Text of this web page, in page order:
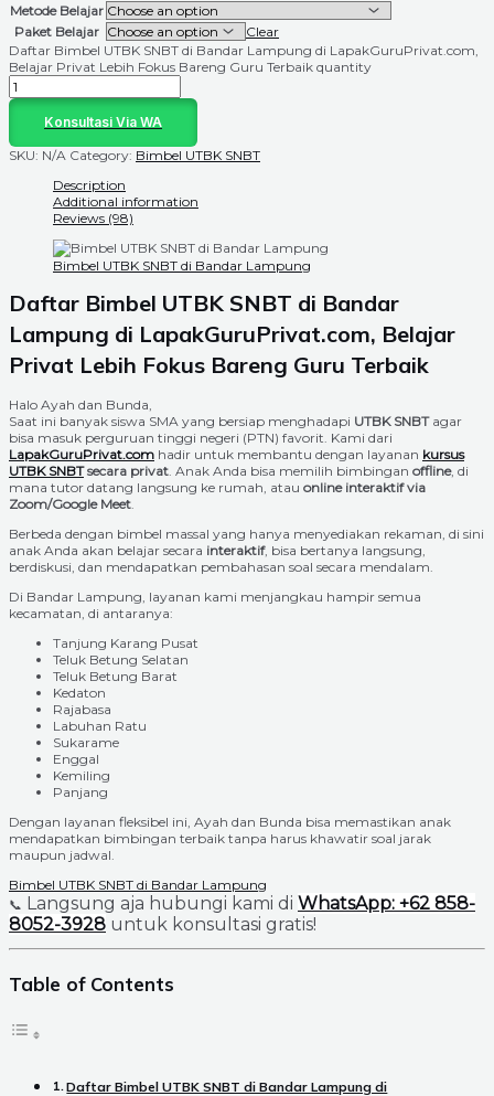
Metode Belajar
Paket Belajar
Clear
Daftar Bimbel UTBK SNBT di Bandar Lampung di LapakGuruPrivat.com,
Belajar Privat Lebih Fokus Bareng Guru Terbaik quantity
Konsultasi Via WA
SKU: N/A Category: Bimbel UTBK SNBT
Description
Additional information
Reviews (98)
Bimbel UTBK SNBT di Bandar Lampung
Daftar Bimbel UTBK SNBT di Bandar
Lampung di LapakGuruPrivat.com, Belajar
Privat Lebih Fokus Bareng Guru Terbaik
Halo Ayah dan Bunda,
Saat ini banyak siswa SMA yang bersiap menghadapi UTBK SNBTagar
bisa masuk perguruan tinggi negeri (PTN) favorit. Kami dari
LapakGuruPrivat.com hadir untuk membantu dengan layanan kursus
UTBK SNBTsecara privat . Anak Anda bisa memilih bimbingan offline, di
mana tutor datang langsung ke rumah, atau online interaktif via
Zoom/Google Meet
Berbeda dengan bimbel massal yang hanya menyediakan rekaman, di sini
anak Anda akan belajar secara interaktif, bisa bertanya langsung,
berdiskusi, dan mendapatkan pembahasan soal secara mendalam.
Di Bandar Lampung, layanan kami menjangkau hampir semua
kecamatan, di antaranya:
Tanjung Karang Pusat
Teluk Betung Selatan
Teluk Betung Barat
Kedaton
Rajabasa
Labuhan Ratu
Sukarame
Enggal
Kemiling
Panjang
Dengan layanan fleksibel ini, Ayah dan Bunda bisa memastikan anak
mendapatkan bimbingan terbaik tanpa harus khawatir soal jarak
maupun jadwal.
Bimbel UTBK SNBT di Bandar Lampung
📞 Langsung aja hubungi kami di WhatsApp: +62 858-
8052-3928 untuk konsultasi gratis!
Table of Contents
Daftar Bimbel UTBK SNBT di Bandar Lampung di